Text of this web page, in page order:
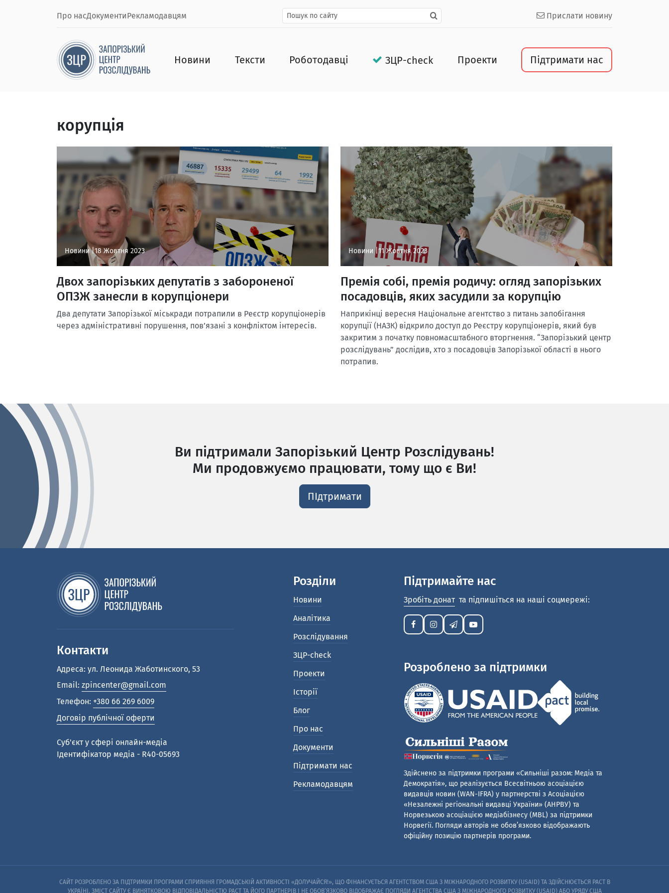
Про насДокументиРекламодавцям Прислати новину
Новини Тексти Роботодавці ЗЦР-check Проекти Підтримати нас
корупція
Новини |18 Жовтня 2023
Двох запорізьких депутатів з забороненої
ОПЗЖ занесли в корупціонери
Два депутати Запорізької міськради потрапили в Реєстр корупціонерів
через адміністративні порушення, пов’язані з конфліктом інтересів.
Новини |11 Жовтня 2023
Премія собі, премія родичу: огляд запорізьких
посадовців, яких засудили за корупцію
Наприкінці вересня Національне агентство з питань запобігання
корупції (НАЗК) відкрило доступ до Реєстру корупціонерів, який був
закритим з початку повномасштабного вторгнення. “Запорізький центр
розслідувань” дослідив, хто з посадовців Запорізької області в нього
потрапив.
Ви підтримали Запорізький Центр Розслідувань!
Ми продовжуємо працювати, тому що є Ви!
ПІдтримати
Контакти
Адреса: ул. Леонида Жаботинского, 53
Email: zpincenter@gmail.com
Телефон: +380 66 269 6009
Договір публічної оферти
Cуб'єкт у сфері онлайн-медіа
Ідентифікатор медіа - R40-05693
Розділи
Новини
Аналітика
Розслідування
ЗЦР-check
Проекти
Історії
Блог
Про нас
Документи
Підтримати нас
Рекламодавцям
Підтримайте нас
Зробіть донат та підпишіться на наші соцмережі:
Розроблено за підтримки
Здійснено за підтримки програми «Сильніші разом: Медіа та
Демократія», що реалізується Всесвітньою асоціацією
видавців новин (WAN-IFRA) у партнерстві з Асоціацією
«Незалежні регіональні видавці України» (АНРВУ) та
Норвезькою асоціацією медіабізнесу (MBL) за підтримки
Норвегії. Погляди авторів не обов’язково відображають
офіційну позицію партнерів програми.
САЙТ РОЗРОБЛЕНО ЗА ПІДТРИМКИ ПРОГРАМИ СПРИЯННЯ ГРОМАДСЬКІЙ АКТИВНОСТІ «ДОЛУЧАЙСЯ!», ЩО ФІНАНСУЄТЬСЯ АГЕНТСТВОМ США З МІЖНАРОДНОГО РОЗВИТКУ (USAID) ТА ЗДІЙСНЮЄТЬСЯ PACT В
УКРАЇНІ. ЗМІСТ САЙТУ Є ВИНЯТКОВОЮ ВІДПОВІДАЛЬНІСТЮ PACT ТА ЙОГО ПАРТНЕРІВ I НЕ ОБОВ’ЯЗКОВО ВІДОБРАЖАЄ ПОГЛЯДИ АГЕНТСТВА США З МІЖНАРОДНОГО РОЗВИТКУ (USAID) АБО УРЯДУ США